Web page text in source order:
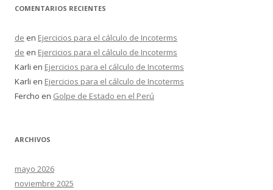
COMENTARIOS RECIENTES
de en Ejercicios para el cálculo de Incoterms
de en Ejercicios para el cálculo de Incoterms
Karli en Ejercicios para el cálculo de Incoterms
Karli en Ejercicios para el cálculo de Incoterms
Fercho en Golpe de Estado en el Perú
ARCHIVOS
mayo 2026
noviembre 2025